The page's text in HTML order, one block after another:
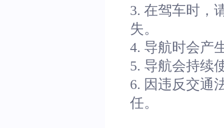
3. 在驾车时，
失。
4. 导航时会产
5. 导航会持续
6. 因违反交通
任。